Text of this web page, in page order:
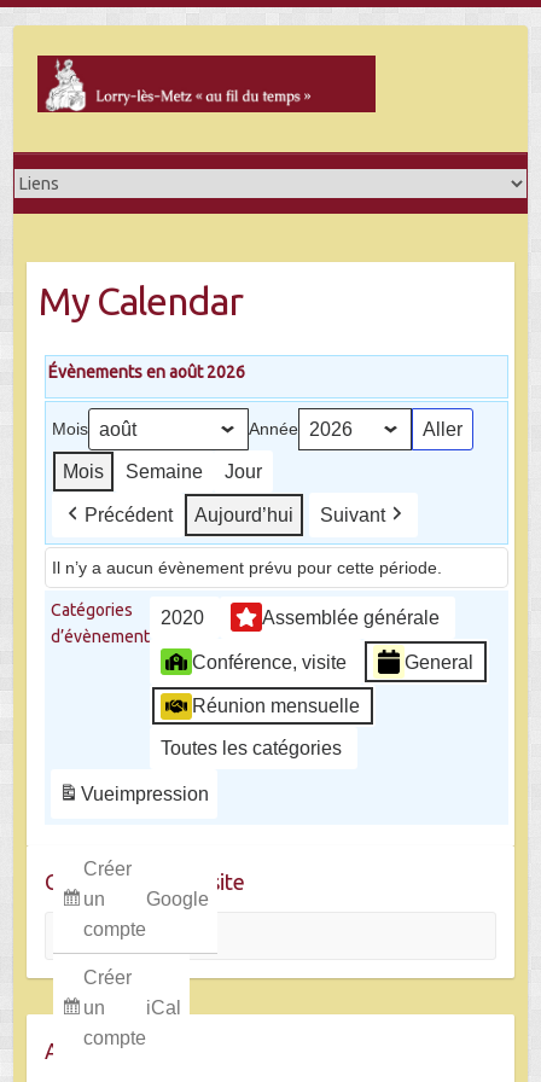
content
My Calendar
Évènements en août 2026
Mois Année
Mois Semaine Jour
Précédent Aujourd’hui Suivant
Il n’y a aucun évènement prévu pour cette période.
Catégories
d’évènement
2020 Assemblée générale
Conférence, visite General
Réunion mensuelle
Toutes les catégories
Créer
un
compte
Google
Créer
un
compte
iCal
Vueimpression
Chercher dans le site
Rechercher
Archives